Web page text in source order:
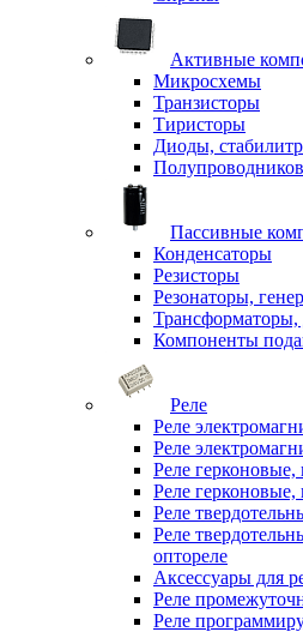
Активные
Микросхемы
Транзисторы
Тиристоры
Диоды,
Пассивные
Конденсаторы
Резисторы
Резонаторы,
Трансформаторы,
Компоненты
Реле
Реле
Реле
Реле герконовые,
Реле герконовые,
Реле
Реле
оптореле
Аксессуары для
Реле
Реле